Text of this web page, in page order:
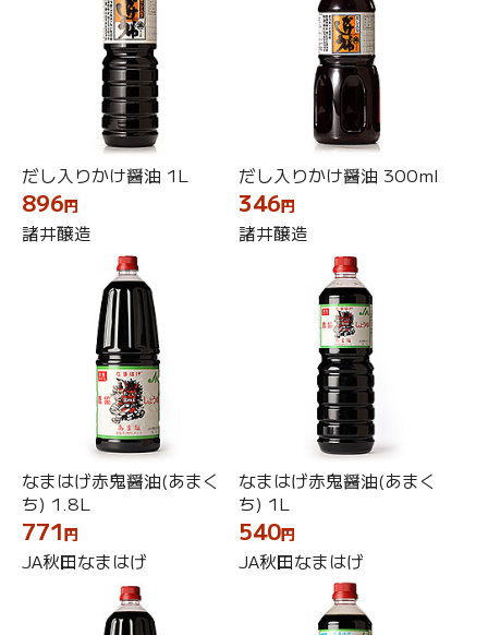
だし入りかけ醤油 1L
896円
諸井醸造
だし入りかけ醤油 300ml
346円
諸井醸造
なまはげ赤鬼醤油(あまく
ち) 1.8L
771円
JA秋田なまはげ
なまはげ赤鬼醤油(あまく
ち) 1L
540円
JA秋田なまはげ